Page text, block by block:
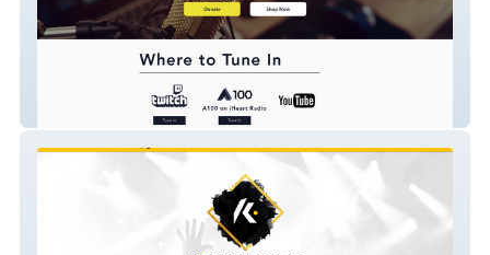
isolationfestival